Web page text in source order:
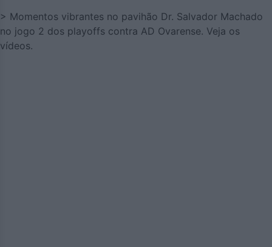
> Momentos vibrantes no pavihão Dr. Salvador Machado
no jogo 2 dos playoffs contra AD Ovarense. Veja os
vídeos.